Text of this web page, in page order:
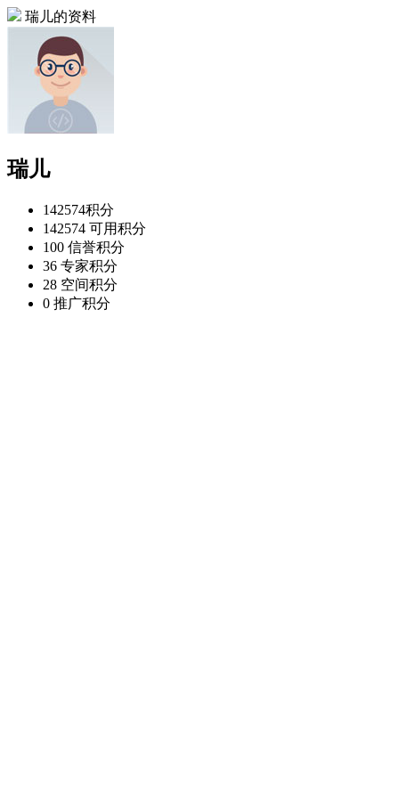
瑞儿的资料
瑞儿
142574积分
142574 可用积分
100 信誉积分
36 专家积分
28 空间积分
0 推广积分